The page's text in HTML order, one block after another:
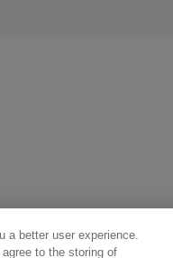
a better user experience.
to the storing of